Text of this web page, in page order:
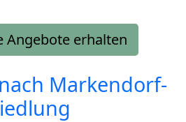
Angebote erhalten
Markendorf-